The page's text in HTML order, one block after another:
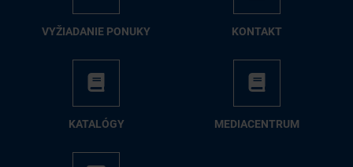
VY­ŽIA­DA­NIE PO­NU­KY KON­TAKT
KA­TA­LÓ­GY ME­DIA­CEN­TRUM